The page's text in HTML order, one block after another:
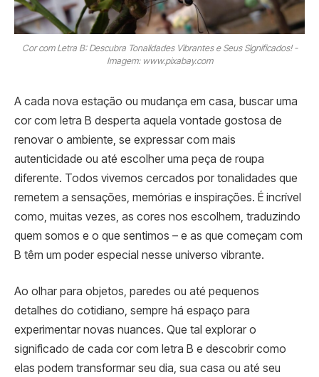
Cor com Letra B: Descubra Tonalidades Vibrantes e Seus Significados! -
Imagem: www.pixabay.com
A cada nova estação ou mudança em casa, buscar uma
cor com letra B desperta aquela vontade gostosa de
renovar o ambiente, se expressar com mais
autenticidade ou até escolher uma peça de roupa
diferente. Todos vivemos cercados por tonalidades que
remetem a sensações, memórias e inspirações. É incrível
como, muitas vezes, as cores nos escolhem, traduzindo
quem somos e o que sentimos – e as que começam com
B têm um poder especial nesse universo vibrante.
Ao olhar para objetos, paredes ou até pequenos
detalhes do cotidiano, sempre há espaço para
experimentar novas nuances. Que tal explorar o
significado de cada cor com letra B e descobrir como
elas podem transformar seu dia, sua casa ou até seu